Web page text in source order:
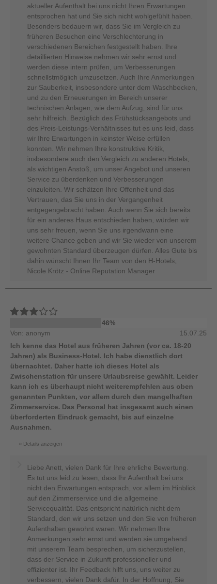
aktueller Aufenthalt bei uns nicht Ihren Erwartungen
entsprochen hat und Sie sich nicht wohlgefühlt haben.
Besonders bedauern wir, dass Sie im Vergleich zu
früheren Besuchen eine Verschlechterung in
verschiedenen Bereichen festgestellt haben. Ihre
detaillierten Hinweise nehmen wir sehr ernst und
werden diese intern prüfen, um Verbesserungen
schnellstmöglich umzusetzen. Auch Ihre Anmerkungen
zur Sauberkeit, insbesondere unter dem Waschbecken,
und zu den Erneuerungen im Bereich unserer
technischen Anlagen, wie dem Aufzug, sind für uns
sehr hilfreich. Bezüglich des Frühstücksangebots und
des Preis-Leistungs-Verhältnisses tut es uns leid, dass
wir Ihre Erwartungen in keinster Weise erfüllen
konnten. Wir nehmen Ihre konstruktive Kritik,
insbesondere auch den Vergleich zu anderen Hotels,
als wichtigen Anstoß, um unser Angebot und unseren
Service zu überdenken und Verbesserungen
einzuleiten. Wir schätzen Ihre Offenheit und das
Vertrauen, das Sie uns in der Vergangenheit
entgegengebracht haben. Auch wenn Sie sich bereits
für ein anderes Haus entschieden haben, würden wir
uns sehr freuen, wenn Sie uns irgendwann eine
weitere Chance geben und wir Sie wieder von unserem
gewohnten Standard überzeugen dürfen. Alles Gute bis
dahin wünscht Ihnen Ihr Team von den H-Hotels,
Nicole Krötz - Online Reputation Manager
46%
Von: anonym
15.07.25
Ich kenne das Hotel aus früheren Jahren (vor ca. 18-20
Jahren) als Business-Hotel. Ich habe dienstlich dort
übernachtet. Daher hatte ich dieses Hotel als
Zwischenstation für unsere Urlaubsreise gewählt. Leider
kann ich es überhaupt nicht weiterempfehlen aus oben
genannten Punkten, vor allem durch den mangelhaften
Zimmerservice. Das Personal hat insgesamt auch einen
überforderten Eindruck gemacht, bis auf einzelne
Ausnahmen.
Details anzeigen
Liebe Anett, vielen Dank für Ihre ehrliche Bewertung.
Es tut uns leid zu lesen, dass Ihr Aufenthalt bei uns
nicht den Erwartungen entsprach, vor allem im Hinblick
auf den Zimmerservice und die allgemeine
Servicequalität. Das entspricht natürlich nicht dem
Standard, den wir uns setzen und den Sie von früheren
Aufenthalten gewohnt waren. Wir nehmen Ihre
Anmerkungen sehr ernst und werden sie umgehend
mit unserem Team besprechen, um sicherzustellen,
dass der Service in Zukunft professioneller und
effizienter ist. Ihr Feedback hilft uns, uns weiter zu
verbessern, vielen Dank dafür. In der Hoffnung, Sie